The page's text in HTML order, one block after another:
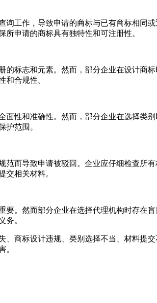
询工作，导致申请的商标与已有商标相同
申请的商标具有独特性和可注册性。
的标志和元素。然而，部分企业在设计商
和合规性。
性和准确性。然而，部分企业在选择类
护范围。
范而导致申请被驳回。企业应仔细检查所
交相关材料。
要。然而部分企业在选择代理机构时存在
务。
、商标设计违规、类别选择不当、材料提
。